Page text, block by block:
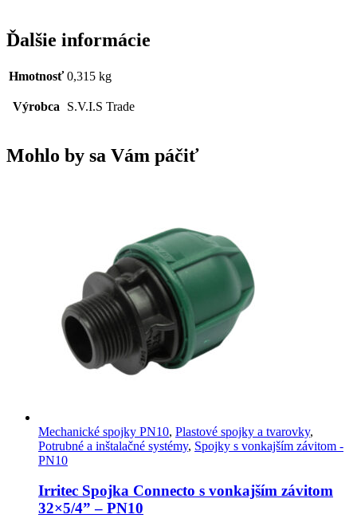
Ďalšie informácie
Hmotnosť 0,315 kg
Výrobca S.V.I.S Trade
Mohlo by sa Vám páčiť
Mechanické spojky PN10, Plastové spojky a tvarovky,
Potrubné a inštalačné systémy, Spojky s vonkajším závitom -
PN10
Irritec Spojka Connecto s vonkajším závitom
32×5/4” – PN10